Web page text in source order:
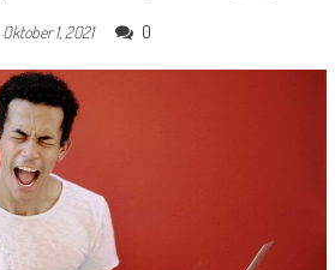
Oktober 1, 2021 0